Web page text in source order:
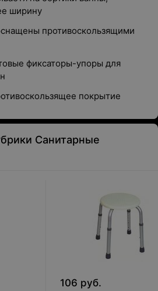
ширину
противоскользящими
фиксаторы-упоры для
покрытие
Санитарные
106 руб.